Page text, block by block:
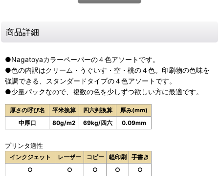
商品詳細
●Nagatoyaカラーペーパーの４色アソートです。
●色の内訳はクリーム・うぐいす・空・桃の４色。印刷物の色味を
強調できる、スタンダードタイプの４色アソートです。
●少量パックなので、複数の色を少しずつ欲しい方に最適です。
厚さの呼び名 平米換算 四六判換算
厚み(mm)
中厚口
80g/m2 69kg/四六 0.09mm
プリンタ適性
インクジェット レーザー コピー 軽印刷
手書き
○
○ ○ ○ ○